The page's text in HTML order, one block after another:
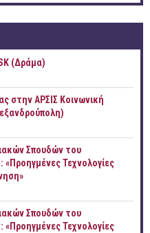
(Δράμα)
στην ΑΡΣΙΣ Κοινωνική
Σπουδών του
«Προηγμένες Τεχνολογίες
Σπουδών του
«Προηγμένες Τεχνολογίες